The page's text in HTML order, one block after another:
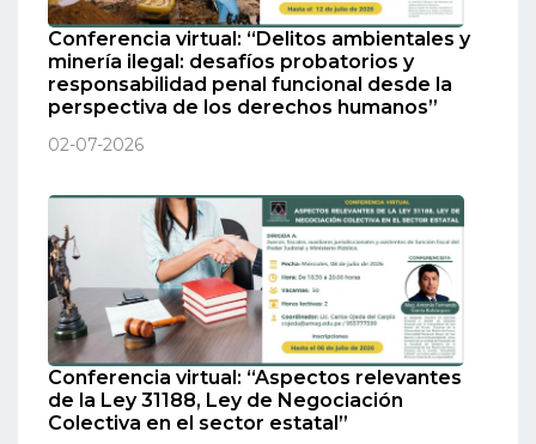
Conferencia virtual: “Delitos ambientales y
minería ilegal: desafíos probatorios y
responsabilidad penal funcional desde la
perspectiva de los derechos humanos”
02-07-2026
Conferencia virtual: “Aspectos relevantes
de la Ley 31188, Ley de Negociación
Colectiva en el sector estatal”